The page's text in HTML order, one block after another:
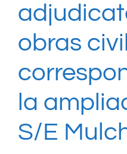
obras
la
S/E